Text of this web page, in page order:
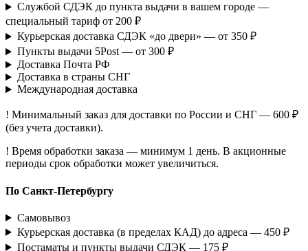
Службой СДЭК до пункта выдачи в вашем городе —
специальный тариф от 200 ₽
Курьерская доставка СДЭК «до двери» — от 350 ₽
Пункты выдачи 5Post — от 300 ₽
Доставка Почта РФ
Доставка в страны СНГ
Международная доставка
! Минимальный заказ для доставки по России и СНГ — 600 ₽
(без учета доставки).
! Время обработки заказа — минимум 1 день. В акционные
периоды срок обработки может увеличиться.
По Санкт-Петербургу
Самовывоз
Курьерская доставка (в пределах КАД) до адреса — 450 ₽
Постаматы и пункты выдачи СДЭК — 175 ₽